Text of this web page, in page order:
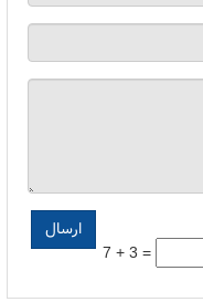
7 + 3 =